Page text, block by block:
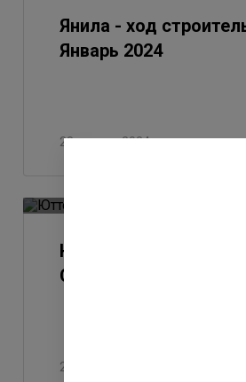
Янила - ход
Январь 2024
28 января 2024
Юттери - ход
Октябрь 2023
28 октября 2023